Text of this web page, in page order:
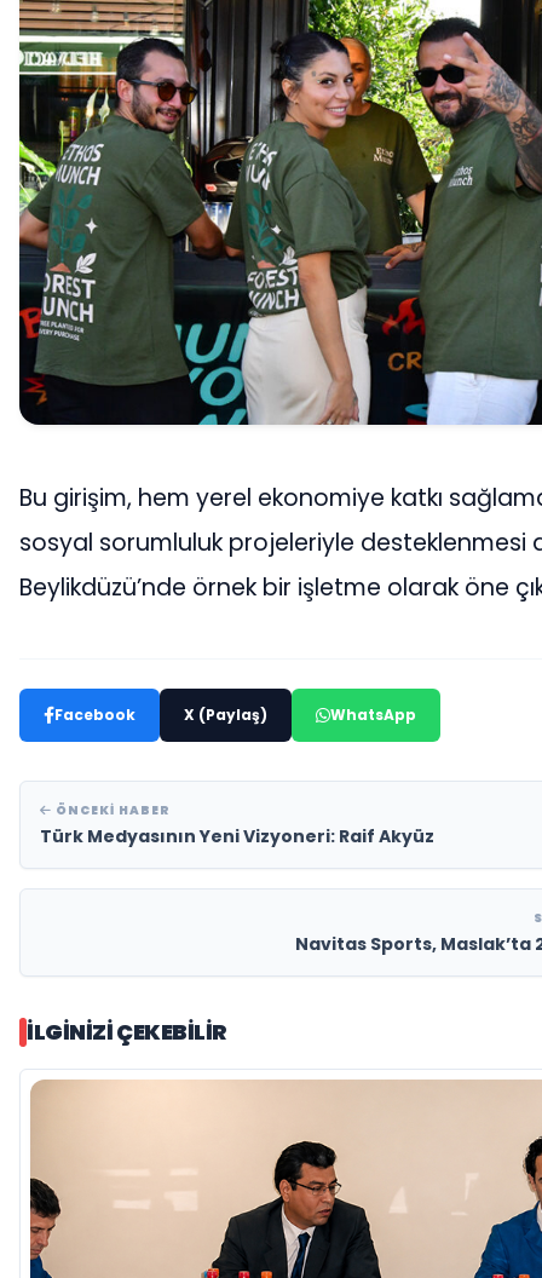
Bu girişim, hem yerel ekonomiye katkı
sosyal sorumluluk projeleriyle desteklenmesi
Beylikdüzü’nde örnek bir işletme olarak öne
Facebook X (Paylaş) WhatsApp
ÖNCEKI HABER
Türk Medyasının Yeni Vizyoneri: Raif Akyüz
Navitas Sports, Maslak’ta
İLGINIZI ÇEKEBILIR